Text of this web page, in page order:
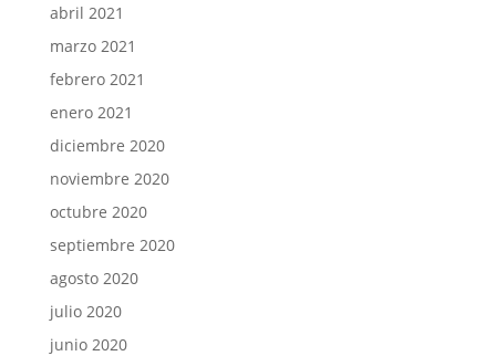
abril 2021
marzo 2021
febrero 2021
enero 2021
diciembre 2020
noviembre 2020
octubre 2020
septiembre 2020
agosto 2020
julio 2020
junio 2020